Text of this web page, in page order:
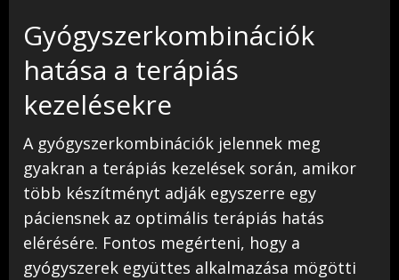
Gyógyszerkombinációk
hatása a terápiás
kezelésekre
A gyógyszerkombinációk jelennek meg
gyakran a terápiás kezelések során, amikor
több készítményt adják egyszerre egy
páciensnek az optimális terápiás hatás
elérésére. Fontos megérteni, hogy a
gyógyszerek együttes alkalmazása mögötti